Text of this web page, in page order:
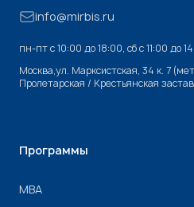
info@mirbis.ru
пн-пт с 10:00 до 18:00, cб с 11:00 до
Москва,ул. Марксистская, 34 к. 7
Пролетарская / Крестьянская
Программы
МВА